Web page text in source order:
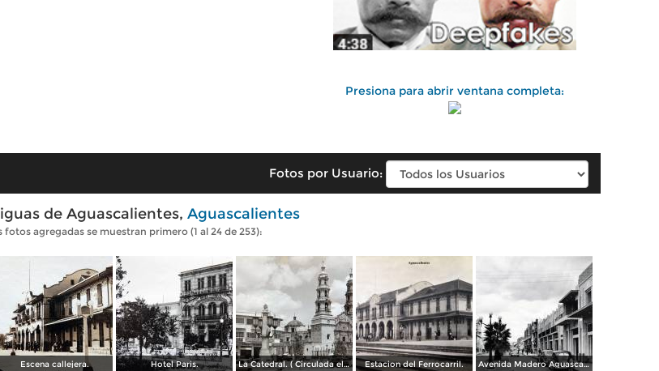
Presiona para abrir ventana completa:
Fotos por Usuario:
de Aguascalientes, Aguascalientes
fotos agregadas se muestran primero (1 al 24 de 253):
Escena callejera. Hotel Paris. La Catedral. ( Circulada el 11 de Diciembre de 1950 ). Estacion del Ferrocarril. Avenida Madero Aguascalientes.